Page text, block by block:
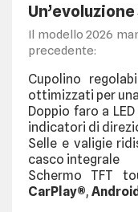
Il modello 2026
precedente:
Cupolino
ottimizzati per una
Doppio faro a
indicatori di
Selle e valigie
casco integrale
Schermo TFT
CarPlay®,